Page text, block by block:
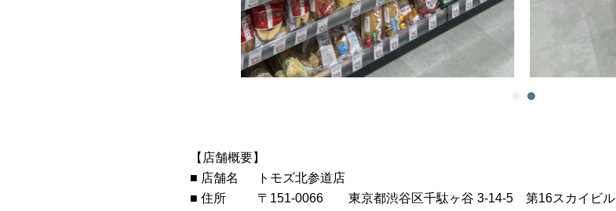
【店舗概要】
■ 店舗名
トモズ北参道店
■ 住所 〒151-0066 東京都渋谷区千駄ヶ谷 3-14-5 第16スカイビル